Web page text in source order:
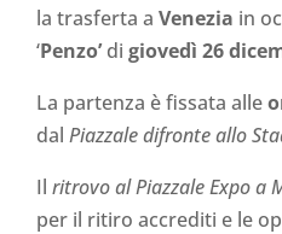
la trasferta a Venezia in
‘Penzo’di giovedì 26
La partenza è fissata alle
dal Piazzale difronte allo
Il ritrovo al Piazzale Expo a
per il ritiro accrediti e le